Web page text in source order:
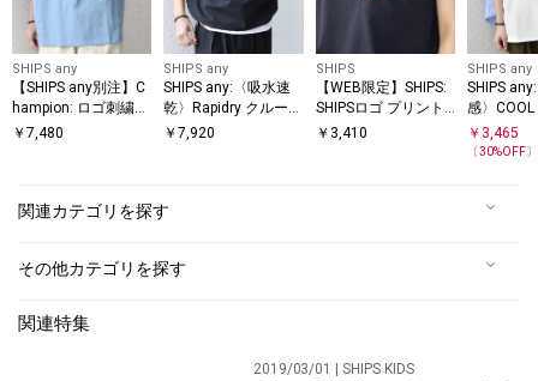
SHIPS any
【SHIPS any別注】C
hampion: ロゴ刺繍
ドルマン キャンプポ
￥ 7,480
SHIPS any
SHIPS any:〈吸水速
乾〉Rapidry クルーネ
ック スピンドル ポケ
￥7,920
SHIPS
【WEB限定】SHIPS:
SHIPSロゴ プリント
ポケット Tシャツ
￥ 3,410
SHIPS any
SHIPS
感〉
ムース リ
ケット T
￥ 3,465
〔30%OFF〕
関連カテゴリを探す
その他カテゴリを探す
関連特集
2019/03/01 | SHIPS KIDS